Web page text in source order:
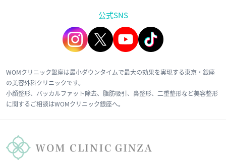
公式SNS
WOMクリニック銀座は最小ダウンタイムで最大の効果を実現する東京・銀座
の美容外科クリニックです。
小顔整形、バッカルファット除去、脂肪吸引、鼻整形、二重整形など美容整形
に関するご相談はWOMクリニック銀座へ。